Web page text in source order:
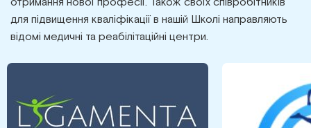
для підвищення кваліфікації в нашій Школі направляють
відомі медичні та реабілітаційні центри.